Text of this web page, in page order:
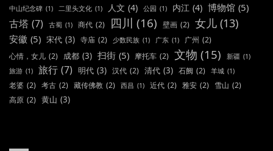
中山纪念碑 (1) 二里头文化 (1) 人文 (4) 公园 (1) 内江 (4) 博物馆 (5)
古塔 (7) 古蜀 (1) 商代 (2) 四川 (16) 壁画 (2) 女儿 (13)
安徽 (5) 宋代 (3) 寺庙 (2) 少数民族 (1) 广东 (1) 广州 (2)
心情，女儿 (2) 成都 (3) 扫街 (5) 摩托车 (2) 文物 (15) 新疆 (1)
旅游 (1) 旅行 (7) 明代 (3) 汉代 (2) 清代 (3) 石阙 (2) 羊城 (1)
老婆 (2) 考古 (2) 藏传佛教 (2) 西昌 (1) 近代 (2) 雅安 (2) 雪山 (2)
高原 (2) 黄山 (3)